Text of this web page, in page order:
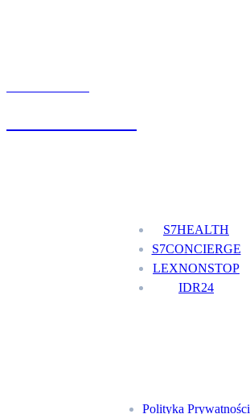
S7HEALTH
S7CONCIERGE
LEXNONSTOP
IDR24
Polityka Prywatności